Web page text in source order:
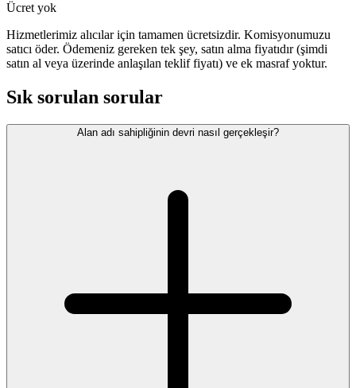
Ücret yok
Hizmetlerimiz alıcılar için tamamen ücretsizdir. Komisyonumuzu
satıcı öder. Ödemeniz gereken tek şey, satın alma fiyatıdır (şimdi
satın al veya üzerinde anlaşılan teklif fiyatı) ve ek masraf yoktur.
Sık sorulan sorular
Alan adı sahipliğinin devri nasıl gerçekleşir?